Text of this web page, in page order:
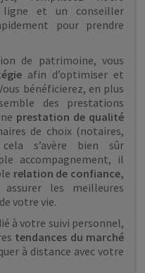
et un conseiller
pour prendre
de patrimoine, vous
afin d’optimiser et
bénéficierez, en plus
des prestations
prestation de qualité
de choix (notaires,
s’avère bien sûr
accompagnement, il
relation de confiance,
les meilleures
votre vie.
à votre suivi personnel,
tendances du marché
à distance avec votre